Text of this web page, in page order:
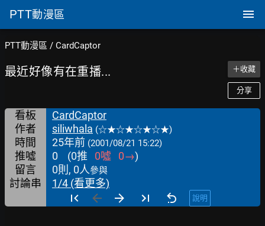
PTT動漫區
PTT動漫區 / CardCaptor
最近好像有在重播... ＋收藏
分享
看板
CardCaptor
作者
siliwhala (☆★☆★☆★☆★)
時間 25年前 (2001/08/21 15:22)
推噓 0 (0推 0噓 0→)
留言
0則, 0人參與
討論串 1/4 (看更多)
說明